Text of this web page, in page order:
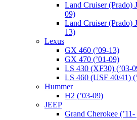
Land Cruiser (Prado)
09)
Land Cruiser (Prado)
13)
Lexus
GX 460 (’09-13)
GX 470 (’01-09)
LS 430 (XF30) (’03-
LS 460 (USF 40/41)
Hummer
H2 (’03-09)
JEEP
Grand Cherokee (’11-